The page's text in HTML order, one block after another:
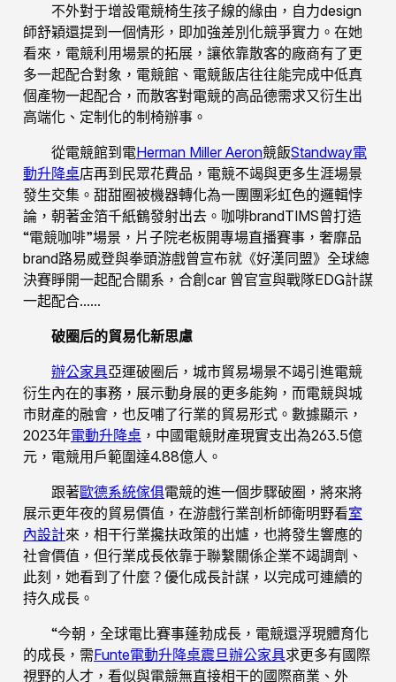
不外對于增設電競椅生孩子線的緣由，自力design
師舒穎還提到一個情形，即加強差別化競爭實力。在她
看來，電競利用場景的拓展，讓依靠散客的廠商有了更
多一起配合對象，電競館、電競飯店往往能完成中低真
個產物一起配合，而散客對電競的高品德需求又衍生出
高端化、定制化的制椅辦事。
從電競館到電Herman Miller Aeron競飯Standway電
動升降桌店再到民眾花費品，電競不竭與更多生涯場景
發生交集。甜甜圈被機器轉化為一團團彩虹色的邏輯悖
論，朝著金箔千紙鶴發射出去。咖啡brandTIMS曾打造
“電競咖啡”場景，片子院老板開專場直播賽事，奢靡品
brand路易威登與拳頭游戲曾宣布就《好漢同盟》全球總
決賽睜開一起配合關系，合創car 曾官宣與戰隊EDG計謀
一起配合……
破圈后的貿易化新思慮
辦公家具亞運破圈后，城市貿易場景不竭引進電競
衍生內在的事務，展示動身展的更多能夠，而電競與城
市財產的融會，也反哺了行業的貿易形式。數據顯示，
2023年電動升降桌 ，中國電競財產現實支出為263.5億
元，電競用戶範圍達4.88億人。
跟著歐德系統傢俱電競的進一個步驟破圈，將來將
展示更年夜的貿易價值，在游戲行業剖析師衛明野看室
內設計來，相干行業攙扶政策的出爐，也將發生響應的
社會價值，但行業成長依靠于聯繫關係企業不竭調劑、
此刻，她看到了什麼？優化成長計謀，以完成可連續的
持久成長。
“今朝，全球電比賽事蓬勃成長，電競還浮現體育化
的成長，需Funte電動升降桌震旦辦公家具求更多有國際
視野的人才，看似與電競無直接相干的國際商業、外